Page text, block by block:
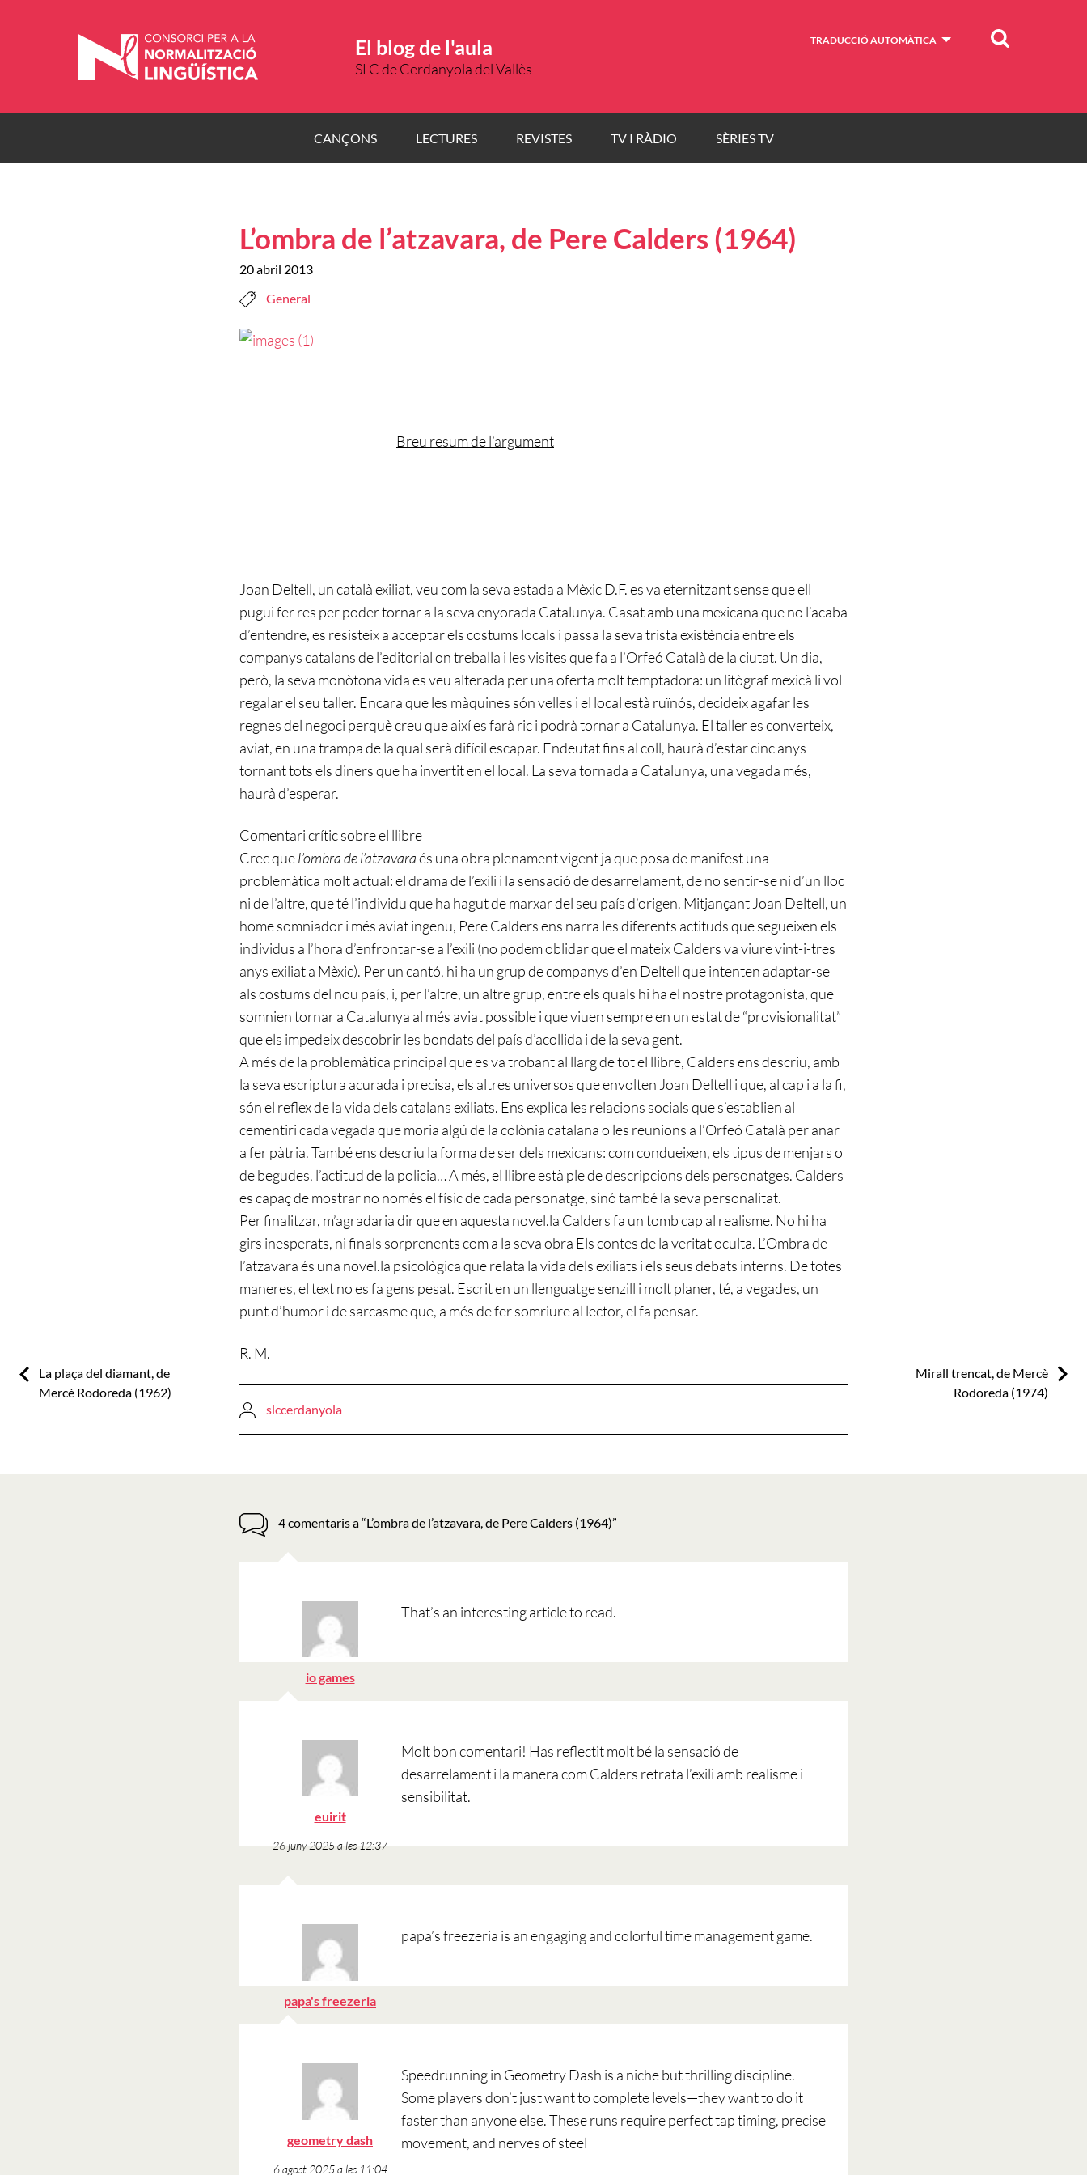
El blog de l'aula
SLC de Cerdanyola del Vallès
TRADUCCIÓ AUTOMÀTICA Cercar
CANÇONS LECTURES REVISTES TV I RÀDIO SÈRIES TV
L’ombra de l’atzavara, de Pere Calders (1964)
20 abril 2013
General
Breu resum de l’argument
Joan Deltell, un català exiliat, veu com la seva estada a Mèxic D.F. es va eternitzant sense que ell
pugui fer res per poder tornar a la seva enyorada Catalunya. Casat amb una mexicana que no l’acaba
d’entendre, es resisteix a acceptar els costums locals i passa la seva trista existència entre els
companys catalans de l’editorial on treballa i les visites que fa a l’Orfeó Català de la ciutat. Un dia,
però, la seva monòtona vida es veu alterada per una oferta molt temptadora: un litògraf mexicà li vol
regalar el seu taller. Encara que les màquines són velles i el local està ruïnós, decideix agafar les
regnes del negoci perquè creu que així es farà ric i podrà tornar a Catalunya. El taller es converteix,
aviat, en una trampa de la qual serà difícil escapar. Endeutat fins al coll, haurà d’estar cinc anys
tornant tots els diners que ha invertit en el local. La seva tornada a Catalunya, una vegada més,
haurà d’esperar.
Comentari crític sobre el llibre
Crec queL’ombra de l’atzavaraés una obra plenament vigent ja que posa de manifest una
problemàtica molt actual: el drama de l’exili i la sensació de desarrelament, de no sentir-se ni d’un lloc
ni de l’altre, que té l’individu que ha hagut de marxar del seu país d’origen. Mitjançant Joan Deltell, un
home somniador i més aviat ingenu, Pere Calders ens narra les diferents actituds que segueixen els
individus a l’hora d’enfrontar-se a l’exili (no podem oblidar que el mateix Calders va viure vint-i-tres
anys exiliat a Mèxic). Per un cantó, hi ha un grup de companys d’en Deltell que intenten adaptar-se
als costums del nou país, i, per l’altre, un altre grup, entre els quals hi ha el nostre protagonista, que
somnien tornar a Catalunya al més aviat possible i que viuen sempre en un estat de “provisionalitat”
que els impedeix descobrir les bondats del país d’acollida i de la seva gent.
A més de la problemàtica principal que es va trobant al llarg de tot el llibre, Calders ens descriu, amb
la seva escriptura acurada i precisa, els altres universos que envolten Joan Deltell i que, al cap i a la fi,
són el reflex de la vida dels catalans exiliats. Ens explica les relacions socials que s’establien al
cementiri cada vegada que moria algú de la colònia catalana o les reunions a l’Orfeó Català per anar
a fer pàtria. També ens descriu la forma de ser dels mexicans: com condueixen, els tipus de menjars o
de begudes, l’actitud de la policia… A més, el llibre està ple de descripcions dels personatges. Calders
es capaç de mostrar no només el físic de cada personatge, sinó també la seva personalitat.
Per finalitzar, m’agradaria dir que en aquesta novel.la Calders fa un tomb cap al realisme. No hi ha
girs inesperats, ni finals sorprenents com a la seva obra Els contes de la veritat oculta. L’Ombra de
l’atzavara és una novel.la psicològica que relata la vida dels exiliats i els seus debats interns. De totes
maneres, el text no es fa gens pesat. Escrit en un llenguatge senzill i molt planer, té, a vegades, un
punt d’humor i de sarcasme que, a més de fer somriure al lector, el fa pensar.
R. M.
slccerdanyola
Previous:
La plaça del diamant, de
Mercè Rodoreda (1962)
Next:
Mirall trencat, de Mercè
Rodoreda (1974)
4 comentaris a “L’ombra de l’atzavara, de Pere Calders (1964)”
io gamesha
That’s an interesting article to read.
euiritha
26 juny 2025 a les 12:37
Molt bon comentari! Has reflectit molt bé la sensació de
desarrelament i la manera com Calders retrata l’exili amb realisme i
sensibilitat.
papa's freezeria
papa’s freezeria is an engaging and colorful time management game.
geometry dash
6 agost 2025 a les 11:04
Speedrunning in Geometry Dash is a niche but thrilling discipline.
Some players don’t just want to complete levels—they want to do it
faster than anyone else. These runs require perfect tap timing, precise
movement, and nerves of steel